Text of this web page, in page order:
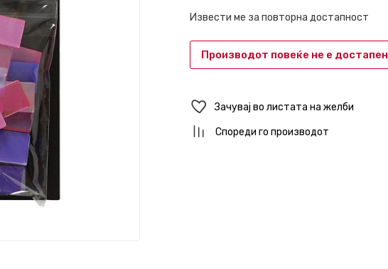
Извести ме за повторна достапност
Производот повеќе не е достапен
Зачувај во листата на желби
Спореди го производот